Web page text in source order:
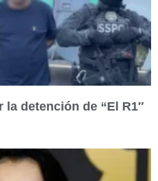
detención de “El R1″